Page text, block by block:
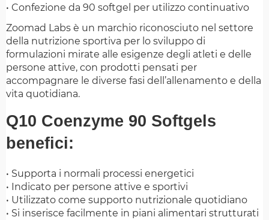
• Confezione da 90 softgel per utilizzo continuativo
Zoomad Labs è un marchio riconosciuto nel settore
della nutrizione sportiva per lo sviluppo di
formulazioni mirate alle esigenze degli atleti e delle
persone attive, con prodotti pensati per
accompagnare le diverse fasi dell’allenamento e della
vita quotidiana.
Q10 Coenzyme 90 Softgels
benefici:
• Supporta i normali processi energetici
• Indicato per persone attive e sportivi
• Utilizzato come supporto nutrizionale quotidiano
• Si inserisce facilmente in piani alimentari strutturati